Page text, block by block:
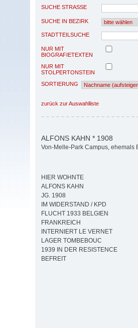
SUCHE STRASSE
SUCHE IN BEZIRK
STADTTEILSUCHE
NUR MIT
BIOGRAFIETEXTEN
NUR MIT
STOLPERTONSTEIN
SORTIERUNG
zurück zur Auswahlliste
ALFONS KAHN * 1908
Von-Melle-Park Campus, ehemals
HIER WOHNTE
ALFONS KAHN
JG. 1908
IM WIDERSTAND / KPD
FLUCHT 1933 BELGIEN
FRANKREICH
INTERNIERT LE VERNET
LAGER TOMBEBOUC
1939 IN DER RESISTENCE
BEFREIT